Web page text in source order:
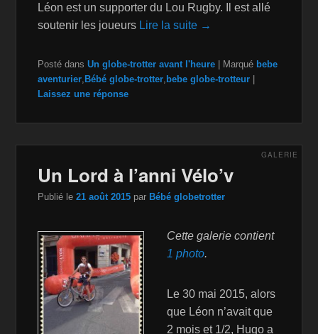
Léon est un supporter du Lou Rugby. Il est allé
soutenir les joueurs Lire la suite →
Posté dans Un globe-trotter avant l'heure Marqué bebe
aventurier Bébé globe-trotter bebe globe-trotteur
Laissez une réponse
Un Lord à l’anni Vélo’v
GALERIE
Publié le21 août 2015 par Bébé globetrotter
Cette galerie contient
1 photo.
Le 30 mai 2015, alors
que Léon n’avait que
2 mois et 1/2, Hugo a